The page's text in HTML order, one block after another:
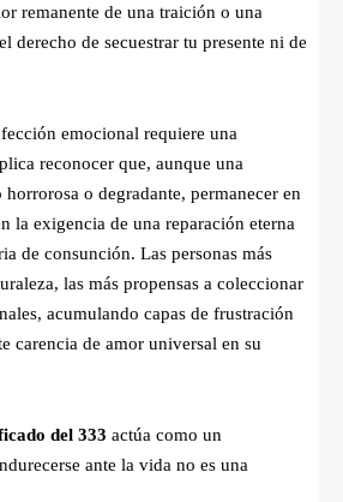
remanente de una traición o una
derecho de secuestrar tu presente ni de
emocional requiere una
reconocer que, aunque una
o degradante, permanecer en
la exigencia de una reparación eterna
de consunción. Las personas más
las más propensas a coleccionar
acumulando capas de frustración
carencia de amor universal en su
del 333 actúa como un
ante la vida no es una